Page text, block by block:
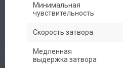
Минимальная
чувствительность
Скорость затвора
Медленная
выдержка затвора